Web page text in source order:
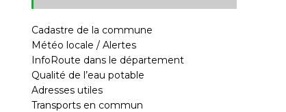
Cadastre de la commune
Météo locale / Alertes
InfoRoute dans le département
Qualité de l’eau potable
Adresses utiles
Transports en commun